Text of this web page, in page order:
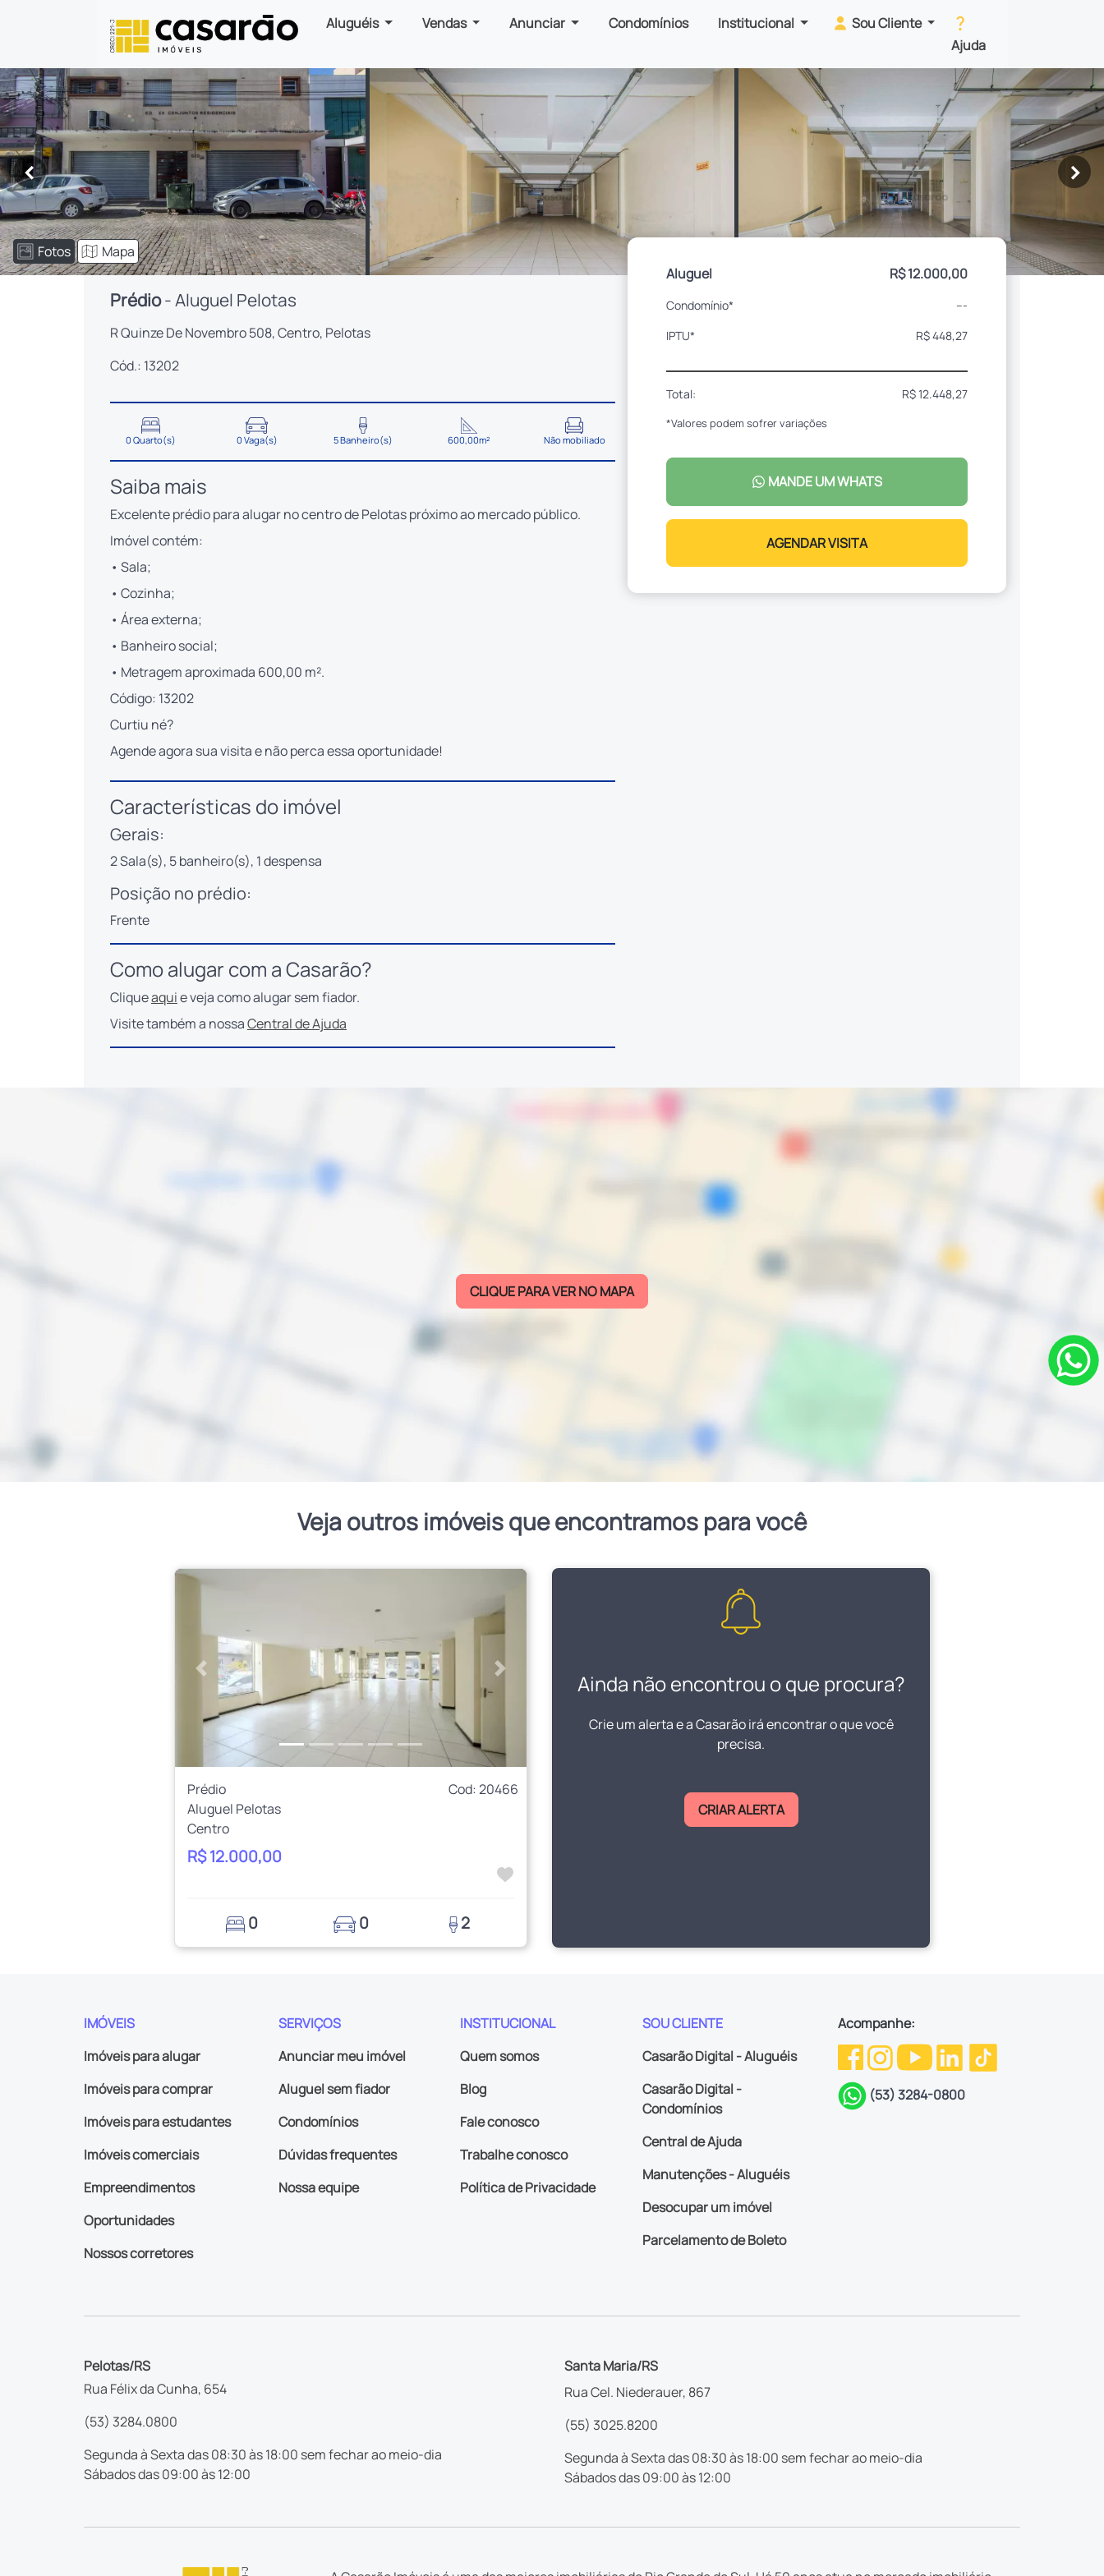
Aluguéis Vendas Anunciar Condomínios Institucional
Sou Cliente
Ajuda
< >
Fotos Mapa
Prédio- Aluguel Pelotas
R Quinze De Novembro 508, Centro, Pelotas
Cód.: 13202
0 Quarto(s) 0 Vaga(s) 5 Banheiro(s) 600,00m² Não mobiliado
Saiba mais
Excelente prédio para alugar no centro de Pelotas próximo ao mercado público.
Imóvel contém:
• Sala;
• Cozinha;
• Área externa;
• Banheiro social;
• Metragem aproximada 600,00 m².
Código: 13202
Curtiu né?
Agende agora sua visita e não perca essa oportunidade!
Características do imóvel
Gerais:
2 Sala(s), 5 banheiro(s), 1 despensa
Posição no prédio:
Frente
Como alugar com a Casarão?
Cliqueaquie veja como alugar sem fiador.
Visite também a nossaCentral de Ajuda
Aluguel R$ 12.000,00
Condomínio*
---
IPTU*
R$ 448,27
Total: R$ 12.448,27
*Valores podem sofrer variações
MANDE UM WHATS
AGENDAR VISITA
CLIQUE PARA VER NO MAPA
Veja outros imóveis que encontramos para você
Anterior Próximo
Prédio
Cod: 20466
Aluguel Pelotas
Centro
R$ 12.000,00
0 0 2
Ainda não encontrou o que procura?
Crie um alerta e a Casarão irá encontrar o que você
precisa.
CRIAR ALERTA
IMÓVEIS
Imóveis para alugar
Imóveis para comprar
Imóveis para estudantes
Imóveis comerciais
Empreendimentos
Oportunidades
Nossos corretores
SERVIÇOS
Anunciar meu imóvel
Aluguel sem fiador
Condomínios
Dúvidas frequentes
Nossa equipe
INSTITUCIONAL
Quem somos
Blog
Fale conosco
Trabalhe conosco
Política de Privacidade
SOU CLIENTE
Casarão Digital - Aluguéis
Casarão Digital -
Condomínios
Central de Ajuda
Manutenções - Aluguéis
Desocupar um imóvel
Parcelamento de Boleto
Acompanhe:
(53) 3284-0800
Pelotas/RS
Rua Félix da Cunha, 654
(53) 3284.0800
Segunda à Sexta das 08:30 às 18:00 sem fechar ao meio-dia
Sábados das 09:00 às 12:00
Santa Maria/RS
Rua Cel. Niederauer, 867
(55) 3025.8200
Segunda à Sexta das 08:30 às 18:00 sem fechar ao meio-dia
Sábados das 09:00 às 12:00